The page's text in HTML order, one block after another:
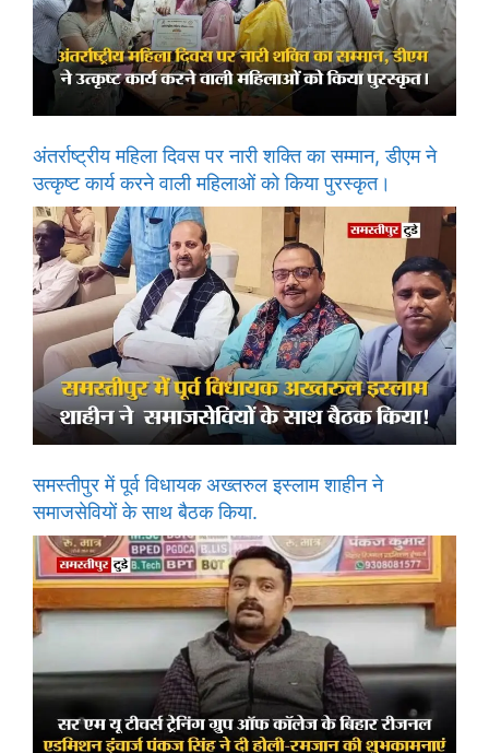
अंतर्राष्ट्रीय महिला दिवस पर नारी शक्ति का सम्मान, डीएम ने
उत्कृष्ट कार्य करने वाली महिलाओं को किया पुरस्कृत।
समस्तीपुर में पूर्व विधायक अख्तरुल इस्लाम शाहीन ने
समाजसेवियों के साथ बैठक किया.